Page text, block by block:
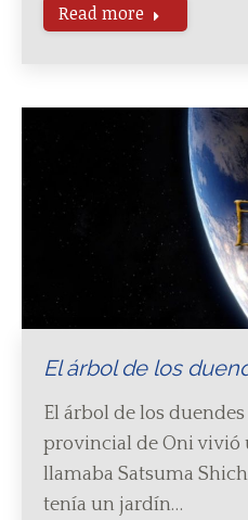
Read more
El árbol de los
El árbol de los
provincial de Oni vivió
llamaba Satsuma
tenía un jardín…